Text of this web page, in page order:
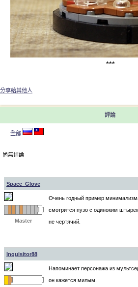
***
分享給其他人
評論
全部
尚無評論
Space_Glove
Master
Очень годный пример
смотрится пузо с одиноким
не чертячий.
Inquisitor88
Напоминает персонажа из
он кажется милым.